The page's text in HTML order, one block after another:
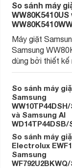
So sánh máy
Máy giặt
Samsung
dùng bởi thiết kế
năng hiện đại,
So sánh máy
Samsung
WW10TP44DSH/
và Samsung AI
WD14TP44DSB/
So sánh máy
Electrolux
Samsung
WF792U2BKWQ/